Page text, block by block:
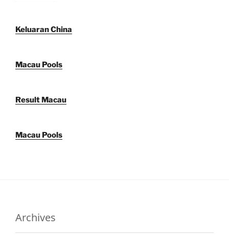
Keluaran China
Macau Pools
Result Macau
Macau Pools
Archives